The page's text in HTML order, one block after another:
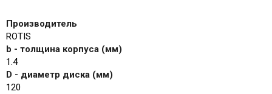
Производитель
ROTIS
b - толщина корпуса (мм)
1.4
D - диаметр диска (мм)
120